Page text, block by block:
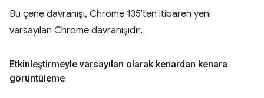
Bu çene davranışı, Chrome 135'ten itibaren yeni
varsayılan Chrome davranışıdır.
Etkinleştirmeyle varsayılan olarak kenardan kenara
görüntüleme